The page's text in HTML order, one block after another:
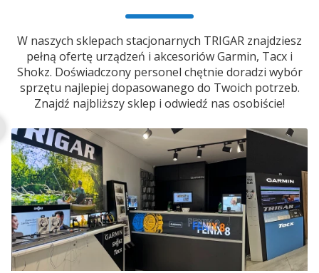
W naszych sklepach stacjonarnych TRIGAR znajdziesz
pełną ofertę urządzeń i akcesoriów Garmin, Tacx i
Shokz. Doświadczony personel chętnie doradzi wybór
sprzętu najlepiej dopasowanego do Twoich potrzeb.
Znajdź najbliższy sklep i odwiedź nas osobiście!